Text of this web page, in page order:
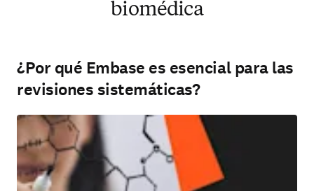
biomédica
¿Por qué Embase es esencial para las
revisiones sistemáticas?